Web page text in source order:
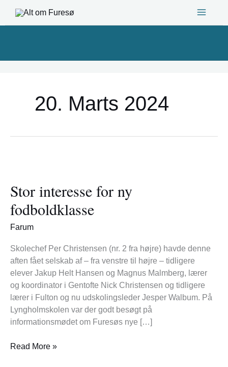
20. Marts 2024
Stor interesse for ny
fodboldklasse
Farum
Skolechef Per Christensen (nr. 2 fra højre) havde denne
aften fået selskab af – fra venstre til højre – tidligere
elever Jakup Helt Hansen og Magnus Malmberg, lærer
og koordinator i Gentofte Nick Christensen og tidligere
lærer i Fulton og nu udskolingsleder Jesper Walbum. På
Lyngholmskolen var der godt besøgt på
informationsmødet om Furesøs nye […]
for
ny
fodboldklasse
Read More »